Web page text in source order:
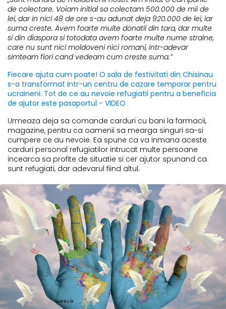
de colectare. Voiam initial sa colectam 500.000 de mii de
lei, dar in nici 48 de ore s-au adunat deja 920.000 de lei, iar
suma creste. Avem foarte multe donatii din tara, dar multe
si din diaspora si totodata avem foarte multe nume straine,
care nu sunt nici moldoveni nici romani, intr-adevar
simteam fiori cand vedeam cum creste suma.”
Fiecare ajuta cum poate! O sala de festivitati din Chisinau
s-a transformat intr-un centru de cazare temporar pentru
ucraineni. Tot de ce au nevoie refugiatii pentru a beneficia
de ajutor este pasaportul - VIDEO
Urmeaza deja sa comande carduri cu bani la farmacii,
magazine, pentru ca oamenii sa mearga singuri sa-si
cumpere ce au nevoie. Ea spune ca va inmana aceste
carduri personal refugiatilor intrucat multe persoane
incearca sa profite de situatie si cer ajutor spunand ca
sunt refugiati, dar adevarul fiind altul.